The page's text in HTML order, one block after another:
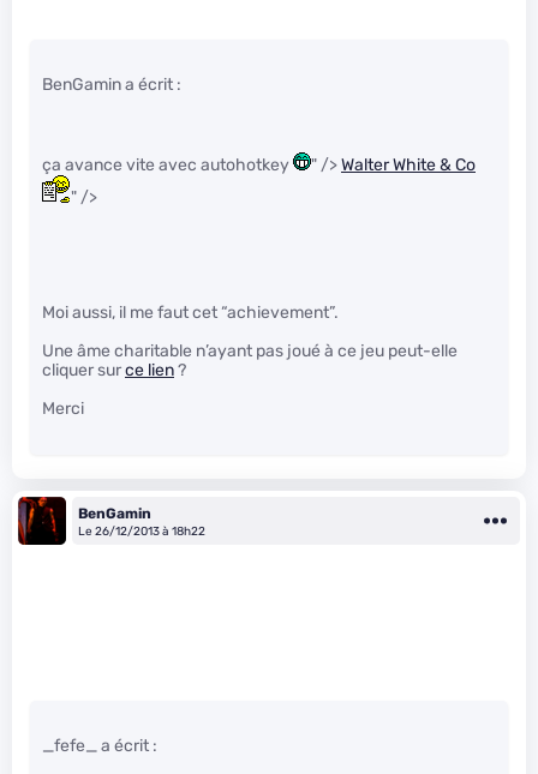
BenGamin a écrit :
ça avance vite avec autohotkey " />Walter White & Co
" />
Moi aussi, il me faut cet “achievement”.
Une âme charitable n’ayant pas joué à ce jeu peut-elle
cliquer surce lien?
Merci
BenGamin
Le 26/12/2013 à 18h22
_fefe_ a écrit :